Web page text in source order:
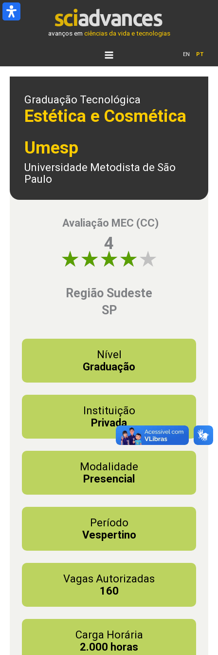
Ir
para
avanços em ciências da vida e tecnologias
EN PT
Graduação Tecnológica
Estética e Cosmética
Umesp
Universidade Metodista de São
Paulo
Avaliação MEC (CC)
4
Região Sudeste
SP
Nível
Graduação
Instituição
Privada
Modalidade
Presencial
Período
Vespertino
Vagas Autorizadas
160
Carga Horária
2.000 horas